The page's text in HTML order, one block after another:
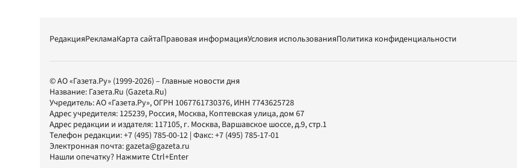
РедакцияРекламаКарта сайтаПравовая информацияУсловия использованияПолитика конфиденциальности
© АО «Газета.Ру» (1999-2026) – Главные новости дня
Название: Газета.Ru (Gazeta.Ru)
Учредитель:АО «Газета.Ру», ОГРН 1067761730376, ИНН 7743625728
Адрес учредителя: 125239, Россия, Москва, Коптевская улица, дом 67
Адрес редакции и издателя: 117105, г. Москва, Варшавское шоссе, д.9, стр.1
Телефон редакции:+7 (495) 785-00-12 | Факс:+7 (495) 785-17-01
Электронная почта:gazeta@gazeta.ru
Нашли опечатку? Нажмите Ctrl+Enter